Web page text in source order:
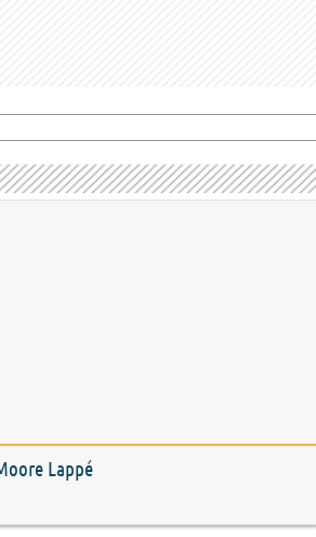
Lappé